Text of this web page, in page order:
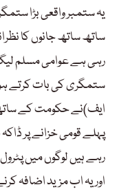
یہ ستمبر واقعی بڑا
ساتھ ساتھ جانوں کا
رہی ہے عوامی مسلم
ستمگری کی بات کرتے
پہلے قومی خزانے پر
رہے ہیں لوگوں میں
اور یہ اب مزید اضافہ